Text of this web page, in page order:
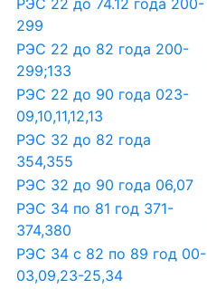
РЭС 22 до 74.12 года 200-
299
РЭС 22 до 82 года 200-
299;133
РЭС 22 до 90 года 023-
09,10,11,12,13
РЭС 32 до 82 года
354,355
РЭС 32 до 90 года 06,07
РЭС 34 по 81 год 371-
374,380
РЭС 34 с 82 по 89 год 00-
03,09,23-25,34